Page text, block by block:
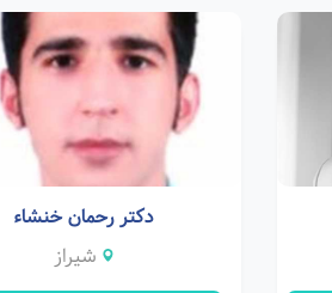
دکتر رحمان خنشاء
شیراز